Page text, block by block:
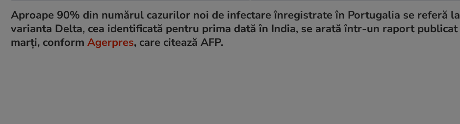
Aproape 90% din numărul cazurilor noi de infectare înregistrate în Portugalia se referă la
varianta Delta, cea identificată pentru prima dată în India, se arată într-un raport publicat
marți, conform Agerpres, care citează AFP.